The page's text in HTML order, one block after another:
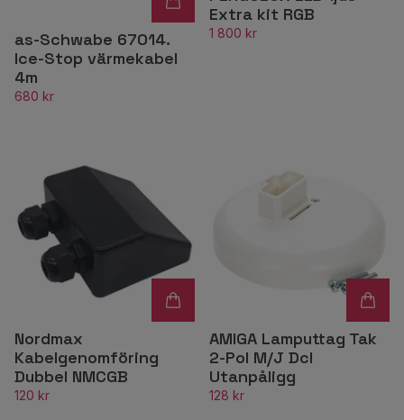
as-Schwabe 67014.
Ice-Stop värmekabel
4m
680 kr
Extra kit RGB
1 800 kr
Nordmax
Kabelgenomföring
Dubbel NMCGB
120 kr
AMIGA Lamputtag Tak
2-Pol M/J Dcl
Utanpåligg
128 kr